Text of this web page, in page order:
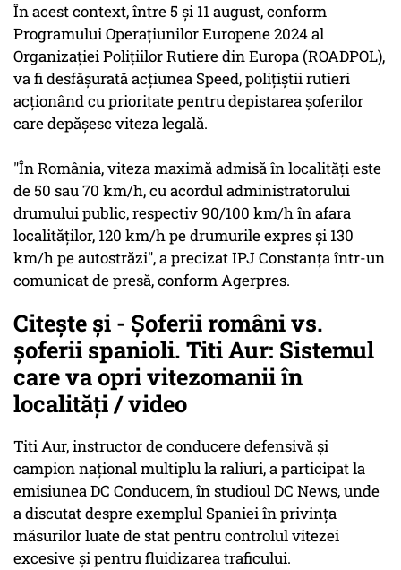
În acest context, între 5 şi 11 august, conform
Programului Operaţiunilor Europene 2024 al
Organizaţiei Poliţiilor Rutiere din Europa (ROADPOL),
va fi desfăşurată acţiunea Speed, poliţiştii rutieri
acţionând cu prioritate pentru depistarea şoferilor
care depăşesc viteza legală.
"În România, viteza maximă admisă în localităţi este
de 50 sau 70 km/h, cu acordul administratorului
drumului public, respectiv 90/100 km/h în afara
localităţilor, 120 km/h pe drumurile expres şi 130
km/h pe autostrăzi", a precizat IPJ Constanţa într-un
comunicat de presă, conform Agerpres.
Citește și - Șoferii români vs.
șoferii spanioli. Titi Aur: Sistemul
care va opri vitezomanii în
localități / video
Titi Aur, instructor de conducere defensivă și
campion național multiplu la raliuri, a participat la
emisiunea DC Conducem, în studioul DC News, unde
a discutat despre exemplul Spaniei în privința
măsurilor luate de stat pentru controlul vitezei
excesive și pentru fluidizarea traficului.